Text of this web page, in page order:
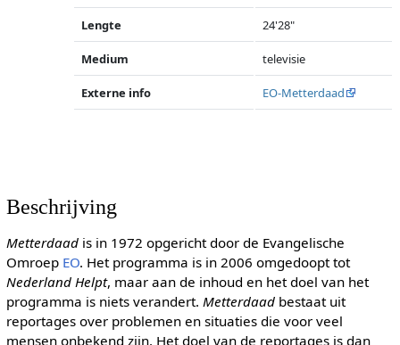
Lengte 24'28"
Medium televisie
Externe info EO-Metterdaad
Beschrijving
Metterdaadis in 1972 opgericht door de Evangelische
Omroep EO. Het programma is in 2006 omgedoopt tot
Nederland Helpt, maar aan de inhoud en het doel van het
programma is niets verandert. Metterdaadbestaat uit
reportages over problemen en situaties die voor veel
mensen onbekend zijn. Het doel van de reportages is dan